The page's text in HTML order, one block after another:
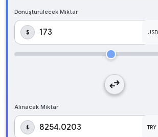
Dönüştürülecek Miktar
$
swap_horiz
Alınacak Miktar
₺